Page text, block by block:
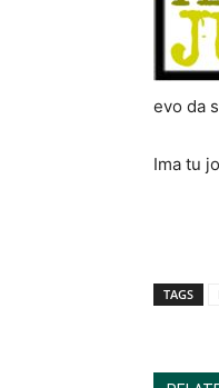
evo da
Ima tu
TAGS